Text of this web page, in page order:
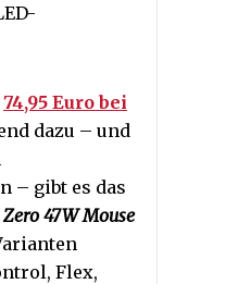
74,95 Euro bei
dazu – und
– gibt es das
47W Mouse
Flex,